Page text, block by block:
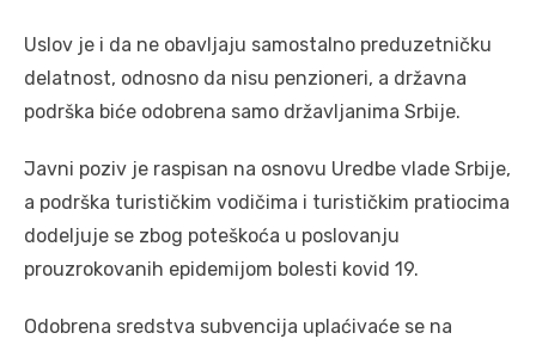
Uslov je i da ne obavljaju samostalno preduzetničku
delatnost, odnosno da nisu penzioneri, a državna
podrška biće odobrena samo državljanima Srbije.
Javni poziv je raspisan na osnovu Uredbe vlade Srbije,
a podrška turističkim vodičima i turističkim pratiocima
dodeljuje se zbog poteškoća u poslovanju
prouzrokovanih epidemijom bolesti kovid 19.
Odobrena sredstva subvencija uplaćivaće se na